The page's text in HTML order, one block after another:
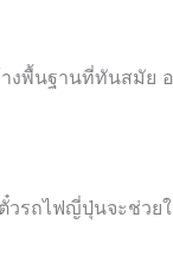
งพื้นฐานที่ทันสมัย
วรถไฟญี่ปุ่นจะช่วย